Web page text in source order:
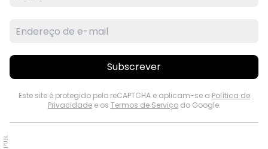
Subscrever
Este site é protegido pelo reCAPTCHA e aplicam-se a Política de
Privacidadee os Termos de Serviçodo Google.
PUB.